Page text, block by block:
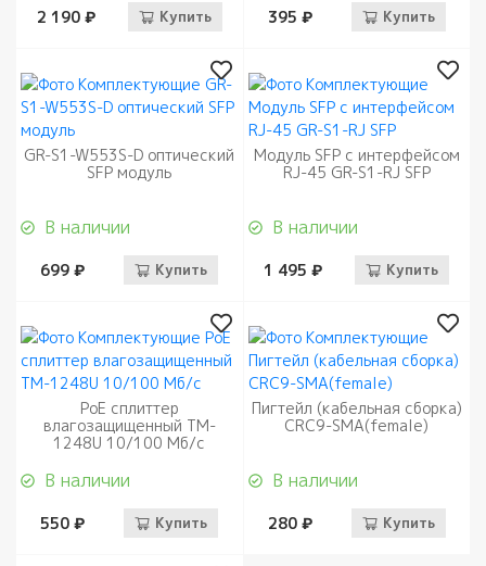
2 190 ₽ Купить 395 ₽ Купить
GR-S1-W553S-D оптический
SFP модуль
В наличии
699 ₽ Купить
Модуль SFP с интерфейсом
RJ-45 GR-S1-RJ SFP
В наличии
1 495 ₽ Купить
PoE сплиттер
влагозащищенный TM-
1248U 10/100 Мб/с
В наличии
550 ₽ Купить
Пигтейл (кабельная сборка)
CRC9-SMA(female)
В наличии
280 ₽ Купить